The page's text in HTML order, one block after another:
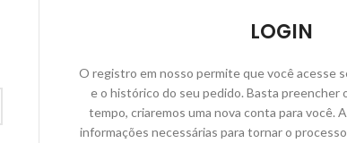
LOGIN
O registro em nosso permite que você acesse
e o histórico do seu pedido. Basta preencher
tempo, criaremos uma nova conta para você.
informações necessárias para tornar o